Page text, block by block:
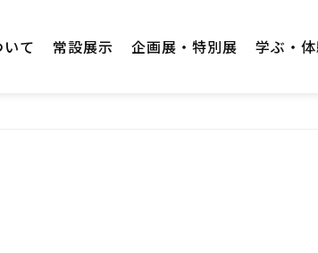
て 常設展示 企画展・特別展 学ぶ・